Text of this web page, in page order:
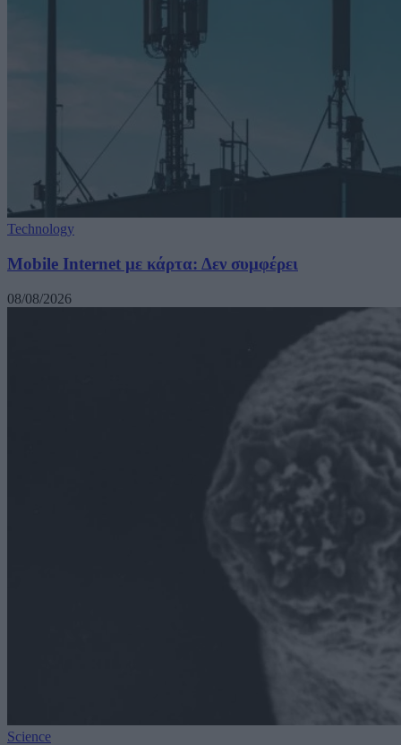
Technology
Mobile Internet με κάρτα: Δεν συμφέρει
08/08/2026
Science